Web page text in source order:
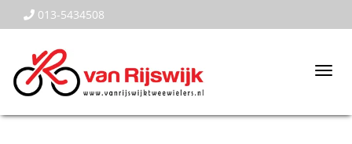
013-5434508